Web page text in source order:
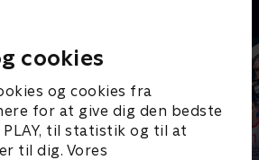
cookies
og cookies fra
for at give dig den bedste
PLAY, til statistik og til at
til dig. Vores